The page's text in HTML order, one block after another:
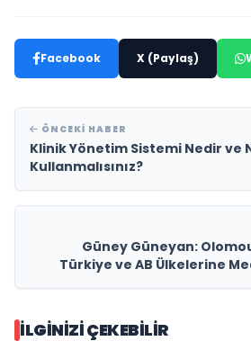
Facebook X (Paylaş)
ÖNCEKI HABER
Klinik Yönetim Sistemi Nedir ve
Kullanmalısınız?
Güney Güneyan:
Türkiye ve AB Ülkelerine
İLGINIZI ÇEKEBILIR